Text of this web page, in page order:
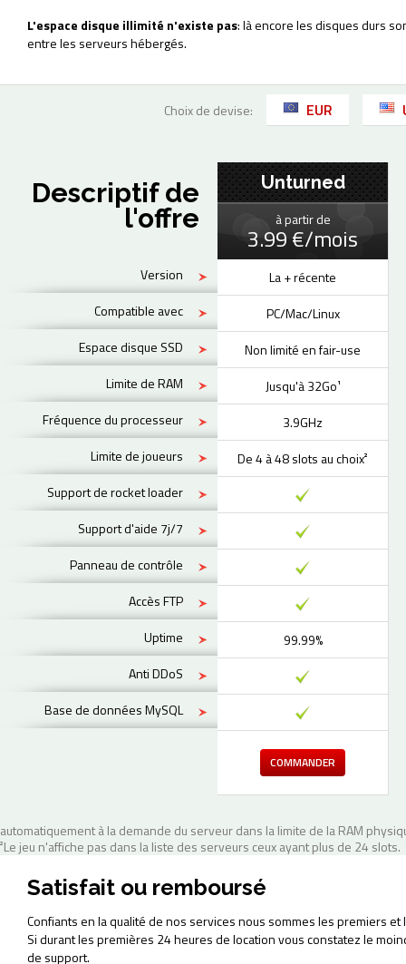
L'espace disque illimité n'existe pas: là encore les disques durs
entre les serveurs hébergés.
Choix de devise: EUR
Descriptif de
l'offre
Version
Compatible avec
Espace disque SSD
Limite de RAM
Fréquence du processeur
Limite de joueurs
Support de rocket loader
Support d'aide 7j/7
Panneau de contrôle
Accès FTP
Uptime
Anti DDoS
Base de données MySQL
Unturned
à partir de
3.99 €/mois
La + récente
PC/Mac/Linux
Non limité en fair-use
Jusqu'à 32Go¹
3.9GHz
De 4 à 48 slots au choix²
99.99%
COMMANDER
automatiquement à la demande du serveur dans la limite de la RAM
²Le jeu n'affiche pas dans la liste des serveurs ceux ayant plus de 24 slots.
Satisfait ou remboursé
Confiants en la qualité de nos services nous sommes les premiers
Si durant les premières 24 heures de location vous constatez le
de support.